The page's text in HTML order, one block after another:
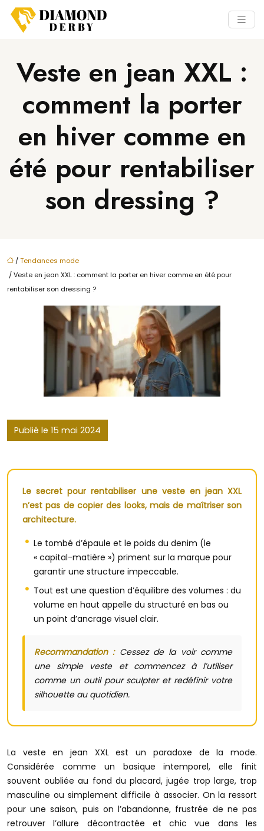
Veste en jean XXL :
comment la porter
en hiver comme en
été pour rentabiliser
son dressing ?
/Tendances mode
/ Veste en jean XXL : comment la porter en hiver comme en été pour
rentabiliser son dressing ?
Publié le 15 mai 2024
Le secret pour rentabiliser une veste en jean XXL
n’est pas de copier des looks, mais de maîtriser son
architecture.
Le tombé d’épaule et le poids du denim (le
« capital-matière ») priment sur la marque pour
garantir une structure impeccable.
Tout est une question d’équilibre des volumes : du
volume en haut appelle du structuré en bas ou
un point d’ancrage visuel clair.
Recommandation :Cessez de la voir comme
une simple veste et commencez à l’utiliser
comme un outil pour sculpter et redéfinir votre
silhouette au quotidien.
La veste en jean XXL est un paradoxe de la mode.
Considérée comme un basique intemporel, elle finit
souvent oubliée au fond du placard, jugée trop large, trop
masculine ou simplement difficile à associer. On la ressort
pour une saison, puis on l’abandonne, frustrée de ne pas
retrouver l’allure décontractée et chic vue dans les